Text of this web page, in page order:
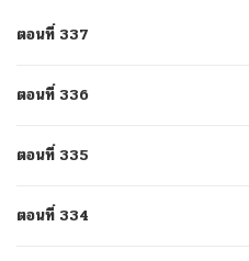
ตอนที่ 337
ตอนที่ 336
ตอนที่ 335
ตอนที่ 334